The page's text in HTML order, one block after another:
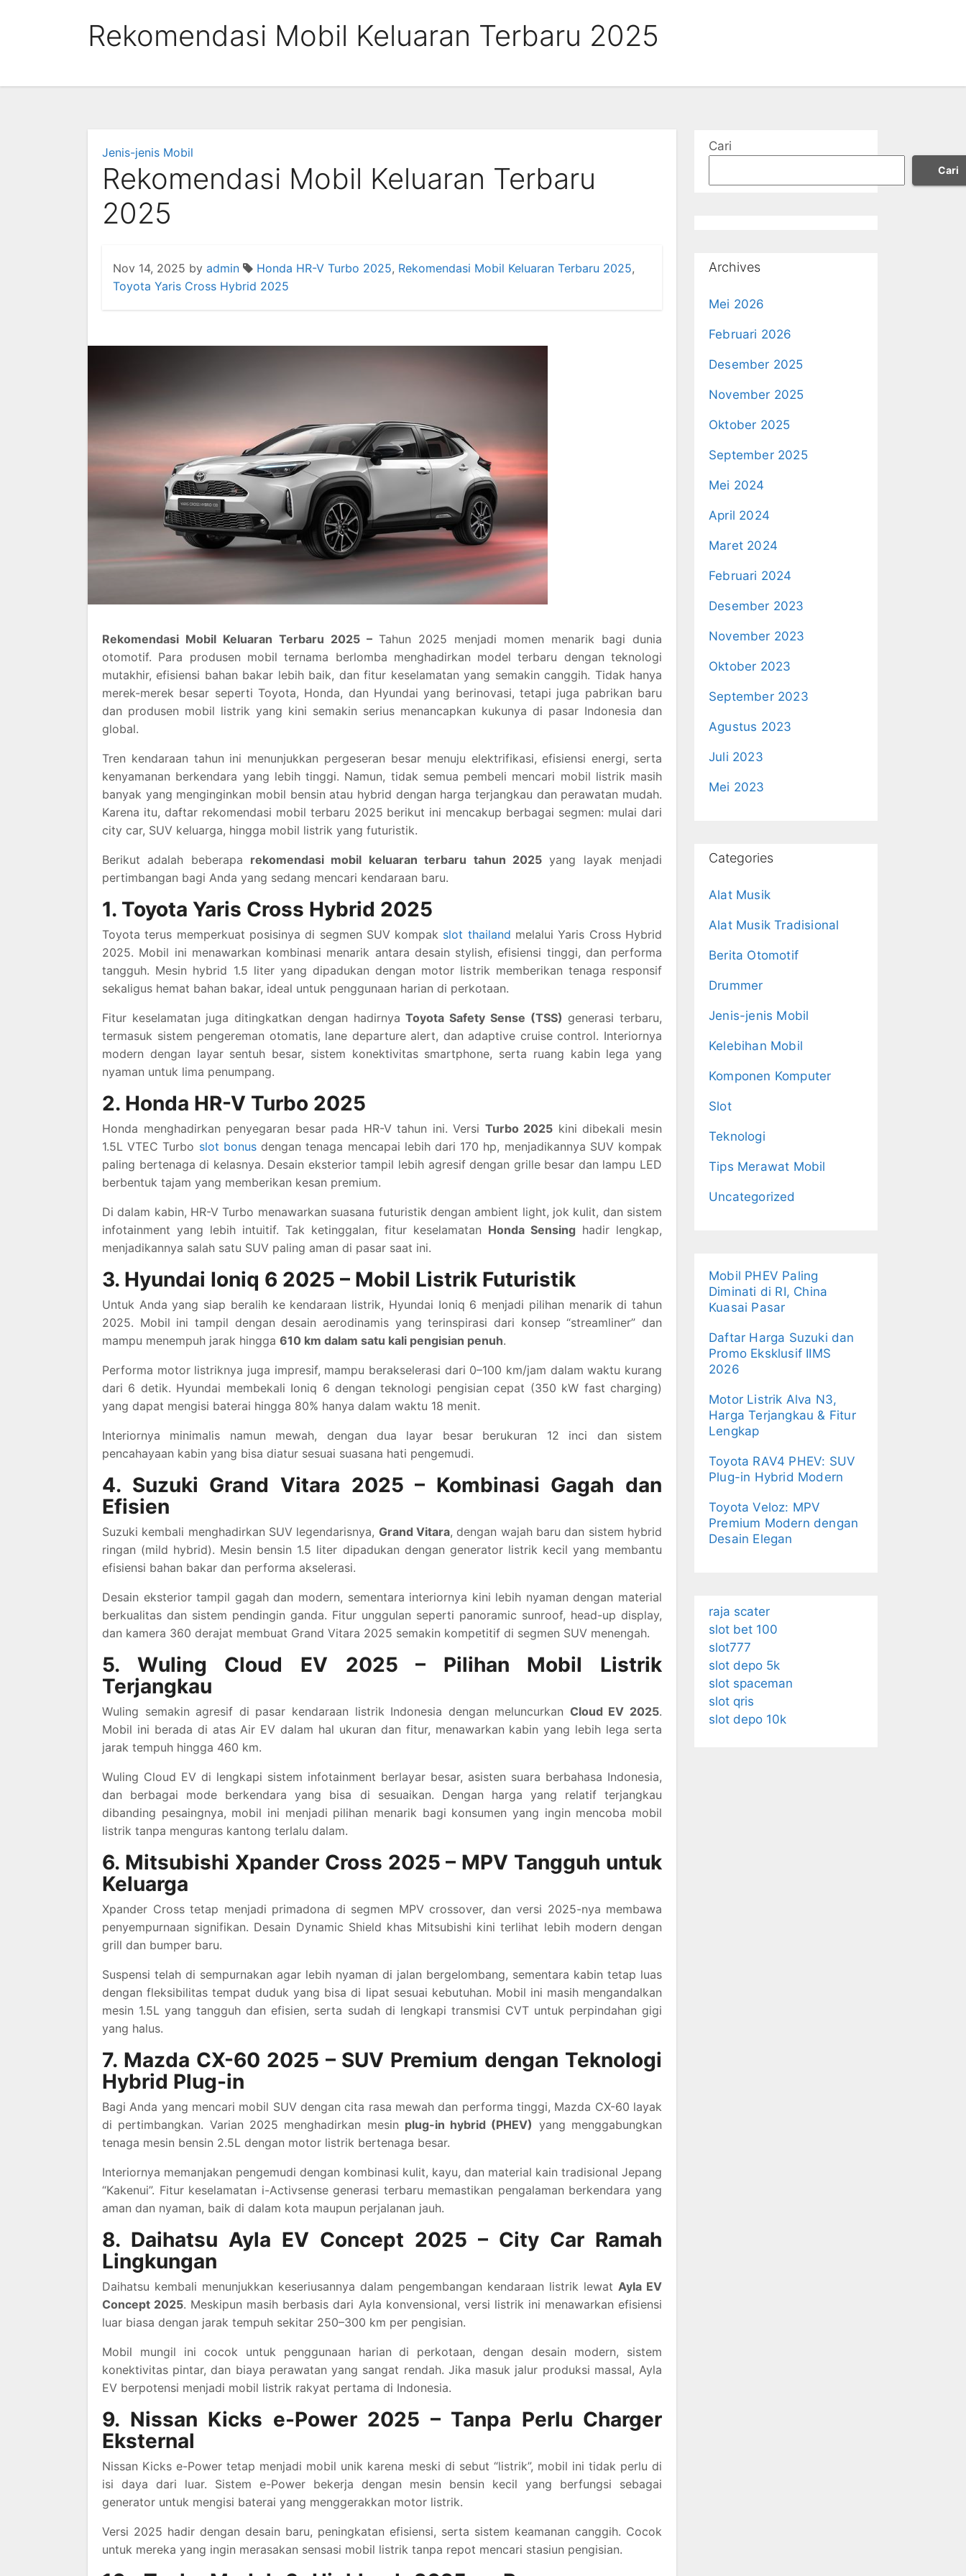
Rekomendasi Mobil Keluaran Terbaru 2025
Jenis-jenis Mobil
Rekomendasi Mobil Keluaran Terbaru
2025
Nov 14, 2025 by admin Honda HR-V Turbo 2025, Rekomendasi Mobil Keluaran Terbaru 2025,
Toyota Yaris Cross Hybrid 2025
Rekomendasi Mobil Keluaran Terbaru 2025 – Tahun 2025 menjadi momen menarik bagi dunia
otomotif. Para produsen mobil ternama berlomba menghadirkan model terbaru dengan teknologi
mutakhir, efisiensi bahan bakar lebih baik, dan fitur keselamatan yang semakin canggih. Tidak hanya
merek-merek besar seperti Toyota, Honda, dan Hyundai yang berinovasi, tetapi juga pabrikan baru
dan produsen mobil listrik yang kini semakin serius menancapkan kukunya di pasar Indonesia dan
global.
Tren kendaraan tahun ini menunjukkan pergeseran besar menuju elektrifikasi, efisiensi energi, serta
kenyamanan berkendara yang lebih tinggi. Namun, tidak semua pembeli mencari mobil listrik masih
banyak yang menginginkan mobil bensin atau hybrid dengan harga terjangkau dan perawatan mudah.
Karena itu, daftar rekomendasi mobil terbaru 2025 berikut ini mencakup berbagai segmen: mulai dari
city car, SUV keluarga, hingga mobil listrik yang futuristik.
Berikut adalah beberapa rekomendasi mobil keluaran terbaru tahun 2025yang layak menjadi
pertimbangan bagi Anda yang sedang mencari kendaraan baru.
1. Toyota Yaris Cross Hybrid 2025
Toyota terus memperkuat posisinya di segmen SUV kompak slot thailand melalui Yaris Cross Hybrid
2025. Mobil ini menawarkan kombinasi menarik antara desain stylish, efisiensi tinggi, dan performa
tangguh. Mesin hybrid 1.5 liter yang dipadukan dengan motor listrik memberikan tenaga responsif
sekaligus hemat bahan bakar, ideal untuk penggunaan harian di perkotaan.
Fitur keselamatan juga ditingkatkan dengan hadirnyaToyota Safety Sense (TSS) generasi terbaru,
termasuk sistem pengereman otomatis, lane departure alert, dan adaptive cruise control. Interiornya
modern dengan layar sentuh besar, sistem konektivitas smartphone, serta ruang kabin lega yang
nyaman untuk lima penumpang.
2. Honda HR-V Turbo 2025
Honda menghadirkan penyegaran besar pada HR-V tahun ini. Versi Turbo 2025 kini dibekali mesin
1.5L VTEC Turbo slot bonusdengan tenaga mencapai lebih dari 170 hp, menjadikannya SUV kompak
paling bertenaga di kelasnya. Desain eksterior tampil lebih agresif dengan grille besar dan lampu LED
berbentuk tajam yang memberikan kesan premium.
Di dalam kabin, HR-V Turbo menawarkan suasana futuristik dengan ambient light, jok kulit, dan sistem
infotainment yang lebih intuitif. Tak ketinggalan, fitur keselamatan Honda Sensing hadir lengkap,
menjadikannya salah satu SUV paling aman di pasar saat ini.
3. Hyundai Ioniq 6 2025 – Mobil Listrik Futuristik
Untuk Anda yang siap beralih ke kendaraan listrik, Hyundai Ioniq 6 menjadi pilihan menarik di tahun
2025. Mobil ini tampil dengan desain aerodinamis yang terinspirasi dari konsep “streamliner” dan
mampu menempuh jarak hingga 610 km dalam satu kali pengisian penuh.
Performa motor listriknya juga impresif, mampu berakselerasi dari 0–100 km/jam dalam waktu kurang
dari 6 detik. Hyundai membekali Ioniq 6 dengan teknologi pengisian cepat (350 kW fast charging)
yang dapat mengisi baterai hingga 80% hanya dalam waktu 18 menit.
Interiornya minimalis namun mewah, dengan dua layar besar berukuran 12 inci dan sistem
pencahayaan kabin yang bisa diatur sesuai suasana hati pengemudi.
4. Suzuki Grand Vitara 2025 – Kombinasi Gagah dan
Efisien
Suzuki kembali menghadirkan SUV legendarisnya, Grand Vitara, dengan wajah baru dan sistem hybrid
ringan (mild hybrid). Mesin bensin 1.5 liter dipadukan dengan generator listrik kecil yang membantu
efisiensi bahan bakar dan performa akselerasi.
Desain eksterior tampil gagah dan modern, sementara interiornya kini lebih nyaman dengan material
berkualitas dan sistem pendingin ganda. Fitur unggulan seperti panoramic sunroof, head-up display,
dan kamera 360 derajat membuat Grand Vitara 2025 semakin kompetitif di segmen SUV menengah.
5. Wuling Cloud EV 2025 – Pilihan Mobil Listrik
Terjangkau
Wuling semakin agresif di pasar kendaraan listrik Indonesia dengan meluncurkan Cloud EV 2025.
Mobil ini berada di atas Air EV dalam hal ukuran dan fitur, menawarkan kabin yang lebih lega serta
jarak tempuh hingga 460 km.
Wuling Cloud EV di lengkapi sistem infotainment berlayar besar, asisten suara berbahasa Indonesia,
dan berbagai mode berkendara yang bisa di sesuaikan. Dengan harga yang relatif terjangkau
dibanding pesaingnya, mobil ini menjadi pilihan menarik bagi konsumen yang ingin mencoba mobil
listrik tanpa menguras kantong terlalu dalam.
6. Mitsubishi Xpander Cross 2025 – MPV Tangguh untuk
Keluarga
Xpander Cross tetap menjadi primadona di segmen MPV crossover, dan versi 2025-nya membawa
penyempurnaan signifikan. Desain Dynamic Shield khas Mitsubishi kini terlihat lebih modern dengan
grill dan bumper baru.
Suspensi telah di sempurnakan agar lebih nyaman di jalan bergelombang, sementara kabin tetap luas
dengan fleksibilitas tempat duduk yang bisa di lipat sesuai kebutuhan. Mobil ini masih mengandalkan
mesin 1.5L yang tangguh dan efisien, serta sudah di lengkapi transmisi CVT untuk perpindahan gigi
yang halus.
7. Mazda CX-60 2025 – SUV Premium dengan Teknologi
Hybrid Plug-in
Bagi Anda yang mencari mobil SUV dengan cita rasa mewah dan performa tinggi, Mazda CX-60 layak
di pertimbangkan. Varian 2025 menghadirkan mesin plug-in hybrid (PHEV) yang menggabungkan
tenaga mesin bensin 2.5L dengan motor listrik bertenaga besar.
Interiornya memanjakan pengemudi dengan kombinasi kulit, kayu, dan material kain tradisional Jepang
“Kakenui”. Fitur keselamatan i-Activsense generasi terbaru memastikan pengalaman berkendara yang
aman dan nyaman, baik di dalam kota maupun perjalanan jauh.
8. Daihatsu Ayla EV Concept 2025 – City Car Ramah
Lingkungan
Daihatsu kembali menunjukkan keseriusannya dalam pengembangan kendaraan listrik lewat Ayla EV
Concept 2025. Meskipun masih berbasis dari Ayla konvensional, versi listrik ini menawarkan efisiensi
luar biasa dengan jarak tempuh sekitar 250–300 km per pengisian.
Mobil mungil ini cocok untuk penggunaan harian di perkotaan, dengan desain modern, sistem
konektivitas pintar, dan biaya perawatan yang sangat rendah. Jika masuk jalur produksi massal, Ayla
EV berpotensi menjadi mobil listrik rakyat pertama di Indonesia.
9. Nissan Kicks e-Power 2025 – Tanpa Perlu Charger
Eksternal
Nissan Kicks e-Power tetap menjadi mobil unik karena meski di sebut “listrik”, mobil ini tidak perlu di
isi daya dari luar. Sistem e-Power bekerja dengan mesin bensin kecil yang berfungsi sebagai
generator untuk mengisi baterai yang menggerakkan motor listrik.
Versi 2025 hadir dengan desain baru, peningkatan efisiensi, serta sistem keamanan canggih. Cocok
untuk mereka yang ingin merasakan sensasi mobil listrik tanpa repot mencari stasiun pengisian.
Cari
Cari
Archives
Mei 2026
Februari 2026
Desember 2025
November 2025
Oktober 2025
September 2025
Mei 2024
April 2024
Maret 2024
Februari 2024
Desember 2023
November 2023
Oktober 2023
September 2023
Agustus 2023
Juli 2023
Mei 2023
Categories
Alat Musik
Alat Musik Tradisional
Berita Otomotif
Drummer
Jenis-jenis Mobil
Kelebihan Mobil
Komponen Komputer
Slot
Teknologi
Tips Merawat Mobil
Uncategorized
Mobil PHEV Paling
Diminati di RI, China
Kuasai Pasar
Daftar Harga Suzuki dan
Promo Eksklusif IIMS
2026
Motor Listrik Alva N3,
Harga Terjangkau & Fitur
Lengkap
Toyota RAV4 PHEV: SUV
Plug-in Hybrid Modern
Toyota Veloz: MPV
Premium Modern dengan
Desain Elegan
raja scater
slot bet 100
slot777
slot depo 5k
slot spaceman
slot qris
slot depo 10k